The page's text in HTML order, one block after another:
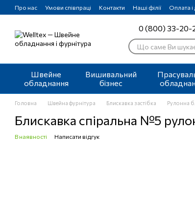
Перейти до основного контенту
Про нас Умови співпраці Контакти Наші філії Оплата і
0 (800) 33-20-
Швейне
обладнання
Вишивальний
бізнес
Головна Швейна фурнітура Блискавка застібка Рулонна
Блискавка спіральна №5
В наявності Написати відгук